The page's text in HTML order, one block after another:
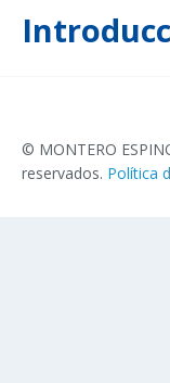
© MONTERO
reservados. Política